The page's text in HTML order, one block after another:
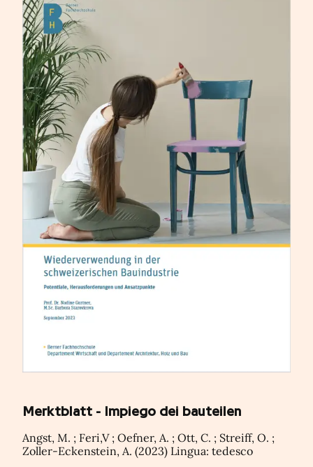
Merktblatt - Impiego dei bauteilen
Angst, M. ; Feri,V ; Oefner, A. ; Ott, C. ; Streiff, O. ;
Zoller-Eckenstein, A. (2023) Lingua: tedesco